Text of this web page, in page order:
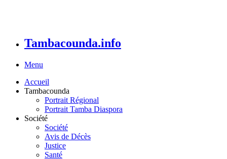
Tambacounda.info
Menu
Accueil
Tambacounda
Portrait Régional
Portrait Tamba Diaspora
Société
Société
Avis de Décès
Justice
Santé